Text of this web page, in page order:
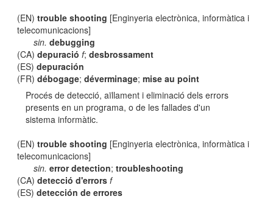
(EN)trouble shooting [Enginyeria electrònica, informàtica i
telecomunicacions]
sin. debugging
(CA)depuració f;desbrossament
(ES)depuración
(FR)débogage;déverminage;mise au point
Procés de detecció, aïllament i eliminació dels errors
presents en un programa, o de les fallades d'un
sistema informàtic.
(EN)trouble shooting [Enginyeria electrònica, informàtica i
telecomunicacions]
sin. error detection; troubleshooting
(CA)detecció d'errors f
(ES)detección de errores